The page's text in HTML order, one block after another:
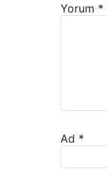
Yorum *
Ad *